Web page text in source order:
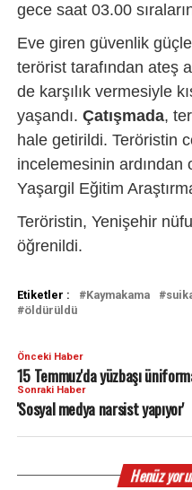
gece saat 03.00
Eve giren güvenlik
terörist tarafından ateş
de karşılık vermesiyle
yaşandı. Çatışmada,
hale getirildi. Teröristin
incelemesinin ardından
Yaşargil Eğitim
Teröristin, Yenişehir
öğrenildi.
Etiketler : Kaymakama
öldürüldü
Önceki Haber
15 Temmuz'da yüzbaşı
Sonraki Haber
'Sosyal medya narsist yapıyor'
Henüz